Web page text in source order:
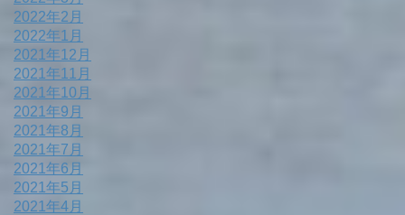
2022年2月
2022年1月
2021年12月
2021年11月
2021年10月
2021年9月
2021年8月
2021年7月
2021年6月
2021年5月
2021年4月